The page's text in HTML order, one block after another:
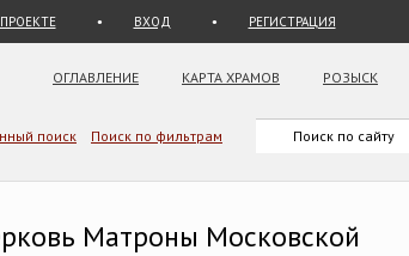
ВХОД РЕГИСТРАЦИЯ
ОГЛАВЛЕНИЕ КАРТА ХРАМОВ РОЗЫСК
поиск Поиск по фильтрам
Матроны Московской